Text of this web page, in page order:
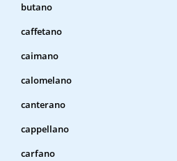
butano
caffetano
caimano
calomelano
canterano
cappellano
carfano